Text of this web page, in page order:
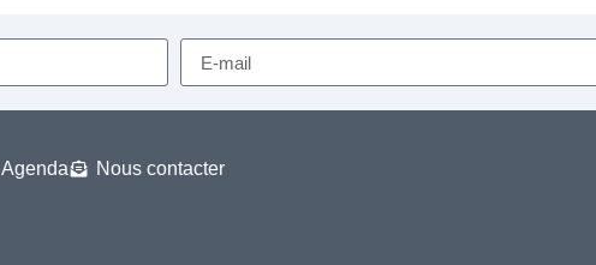
Agenda Nous contacter